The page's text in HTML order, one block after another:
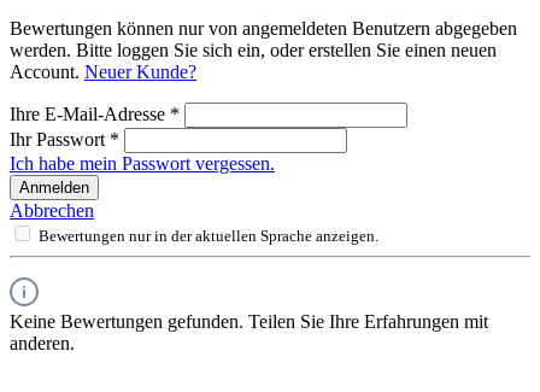
Bewertungen können nur von angemeldeten Benutzern abgegeben
werden. Bitte loggen Sie sich ein, oder erstellen Sie einen neuen
Account. Neuer Kunde?
Ihre E-Mail-Adresse *
Ihr Passwort *
Ich habe mein Passwort vergessen.
Anmelden
Abbrechen
Bewertungen nur in der aktuellen Sprache anzeigen.
Keine Bewertungen gefunden. Teilen Sie Ihre Erfahrungen mit
anderen.